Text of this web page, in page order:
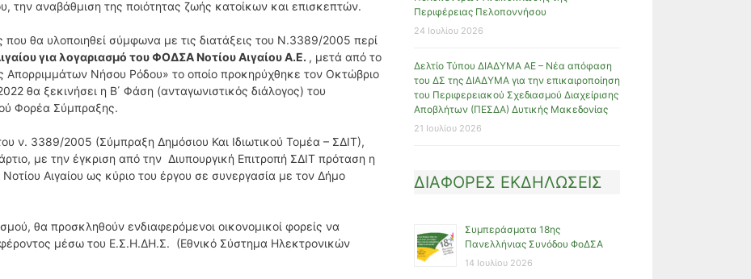
την αναβάθμιση της ποιότητας ζωής κατοίκων και επισκεπτών.
που θα υλοποιηθεί σύμφωνα με τις διατάξεις του Ν.3389/2005 περί
για λογαριασμό του ΦΟΔΣΑ Νοτίου Αιγαίου Α.Ε. , μετά από το
Απορριμμάτων Νήσου Ρόδου» το οποίο προκηρύχθηκε τον Οκτώβριο
θα ξεκινήσει η Β΄ Φάση (ανταγωνιστικός διάλογος) του
Φορέα Σύμπραξης.
ν. 3389/2005 (Σύμπραξη Δημόσιου Και Ιδιωτικού Τομέα – ΣΔΙΤ),
με την έγκριση από την Διυπουργική Επιτροπή ΣΔΙΤ πρόταση η
Αιγαίου ως κύριο του έργου σε συνεργασία με τον Δήμο
θα προσκληθούν ενδιαφερόμενοι οικονομικοί φορείς να
μέσω του Ε.Σ.Η.ΔΗ.Σ. (Εθνικό Σύστημα Ηλεκτρονικών
Περιφέρειας Πελοποννήσου
24 Ιουλίου 2026
Δελτίο Τύπου ΔΙΑΔΥΜΑ ΑΕ – Νέα απόφαση
του ΔΣ της ΔΙΑΔΥΜΑ για την επικαιροποίηση
του Περιφερειακού Σχεδιασμού Διαχείρισης
Αποβλήτων (ΠΕΣΔΑ) Δυτικής Μακεδονίας
21 Ιουλίου 2026
ΔΙΑΦΟΡΕΣ ΕΚΔΗΛΩΣΕΙΣ
Συμπεράσματα 18ης
Πανελλήνιας Συνόδου ΦοΔΣΑ
14 Ιουλίου 2026